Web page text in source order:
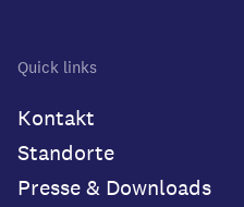
Quick links
Kontakt
Standorte
Presse & Downloads